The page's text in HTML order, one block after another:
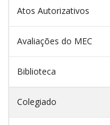
Atos Autorizativos
Avaliações do MEC
Biblioteca
Colegiado